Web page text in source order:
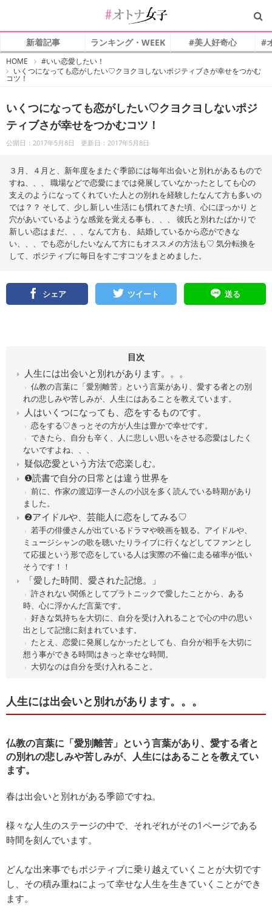
新着記事 ランキング・WEEK #美人好奇心 #
HOME
オ
ト
#いい恋愛したい！
いくつになっても恋がしたい♡クヨクヨしないポジティブさが幸せをつかむ
コツ！
いくつになっても恋がしたい♡クヨクヨしないポジ
ティブさが幸せをつかむコツ！
公開日：2017年5月8日 更新日：2017年5月8日
３月、４月と、新年度をまたぐ季節には毎年出会いと別れがあるもので
すね、、、 職場などで恋愛にまでは発展していなかったとしても心の
支えのようになってくれていた人との別れを経験したなんて方も多いの
では？？ そして、少し新しい生活にも慣れてきた頃、心にぽっかり と
穴があいているような感覚を覚える事も、、、 彼氏と別れたばかりで
新しい恋はまだ、、、なんて方も、 結婚しているから恋ができな
い、、、でも恋がしたいなんて方にもオススメの方法も♡ 気分転換を
して、ポジティブに毎日をすごすコツをまとめました。
シェア ツイート 送る
目次
人生には出会いと別れがあります。。。
仏教の言葉に「愛別離苦」という言葉があり、愛する者との別
れの悲しみや苦しみが、人生にはあることを教えています。
人はいくつになっても、恋をするものです。
恋をする♡きっとその方が人生は豊かで幸せです。
できたら、自分も辛く、人に悲しい思いをさせる恋愛はしたく
ないですよね、、、
疑似恋愛という方法で恋楽しむ。
❶読書で自分の日常とは違う世界を
前に、作家の渡辺淳一さんの小説を多く読んでいる時期があり
ました。
❷アイドルや、芸能人に恋をしてみる♡
若手の俳優さんが出ているドラマや映画を観る。アイドルや、
ミュージシャンの歌を聴いたりライブに行くなどしてファンとし
て応援という形で恋をしている人は実際の不倫に走る確率が低い
そうです！！
「愛した時間、愛された記憶。」
許されない関係としてプラトニックで愛したことから、ある
時、心に浮かんだ言葉です。
好きな気持ちを大切に、自分を受け入れることで心の中の思い
出として記憶に刻まれています。
たとえ、恋愛に発展しなかったとしても、自分が相手を大切に
想う事ができる時間はきっと幸せな時間。
大切なのは自分を受け入れること。
人生には出会いと別れがあります。。。
仏教の言葉に「愛別離苦」という言葉があり、愛する者と
の別れの悲しみや苦しみが、人生にはあることを教えてい
ます。
春は出会いと別れがある季節ですね。
様々な人生のステージの中で、それぞれがその1ページである
時間を刻んでいます。
どんな出来事でもポジティブに乗り越えていくことが大切です
し、その積み重ねによって幸せな人生を生きていくことができ
ます。